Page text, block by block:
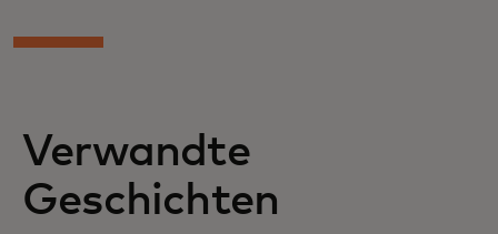
Verwandte
Geschichten